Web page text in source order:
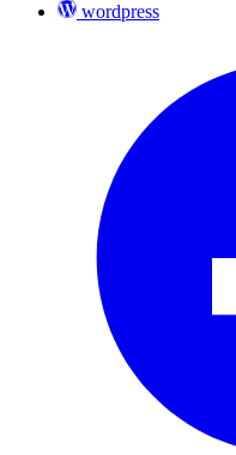
wordpress